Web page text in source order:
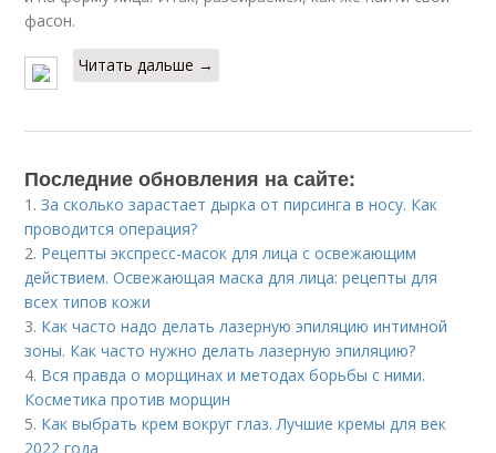
фасон.
Читать дальше →
Последние обновления на сайте:
1.За сколько зарастает дырка от пирсинга в носу. Как
проводится операция?
2. Рецепты экспресс-масок для лица с освежающим
действием. Освежающая маска для лица: рецепты для
всех типов кожи
3. Как часто надо делать лазерную эпиляцию интимной
зоны. Как часто нужно делать лазерную эпиляцию?
4. Вся правда о морщинах и методах борьбы с ними.
Косметика против морщин
5. Как выбрать крем вокруг глаз. Лучшие кремы для век
2022 года